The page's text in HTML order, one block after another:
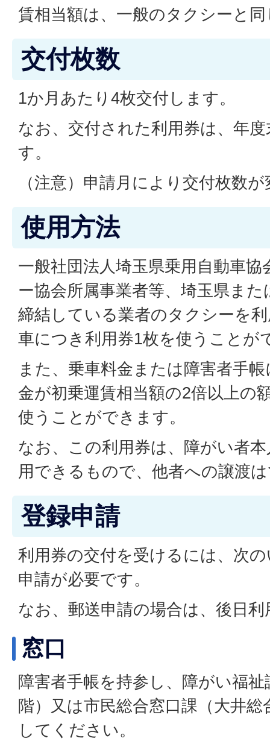
賃相当額は、一般のタクシーと
交付枚数
1か月あたり4枚交付します。
なお、交付された利用券は、年
す。
（注意）申請月により交付枚数
使用方法
一般社団法人埼玉県乗用自動車
ー協会所属事業者等、埼玉県ま
締結している業者のタクシーを
車につき利用券1枚を使うことが
また、乗車料金または障害者手
金が初乗運賃相当額の2倍以上の
使うことができます。
なお、この利用券は、障がい者
用できるもので、他者への譲渡
登録申請
利用券の交付を受けるには、次
申請が必要です。
なお、郵送申請の場合は、後日
窓口
障害者手帳を持参し、障がい福
階）又は市民総合窓口課（大井
してください。